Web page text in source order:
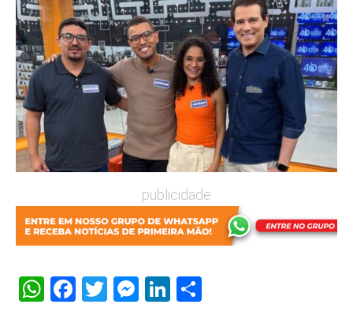
publicidade
WhatsApp
Facebook
Twitter
Messenger
LinkedIn